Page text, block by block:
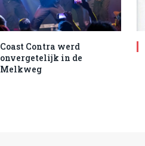
Coast Contra werd
onvergetelijk in de
Melkweg